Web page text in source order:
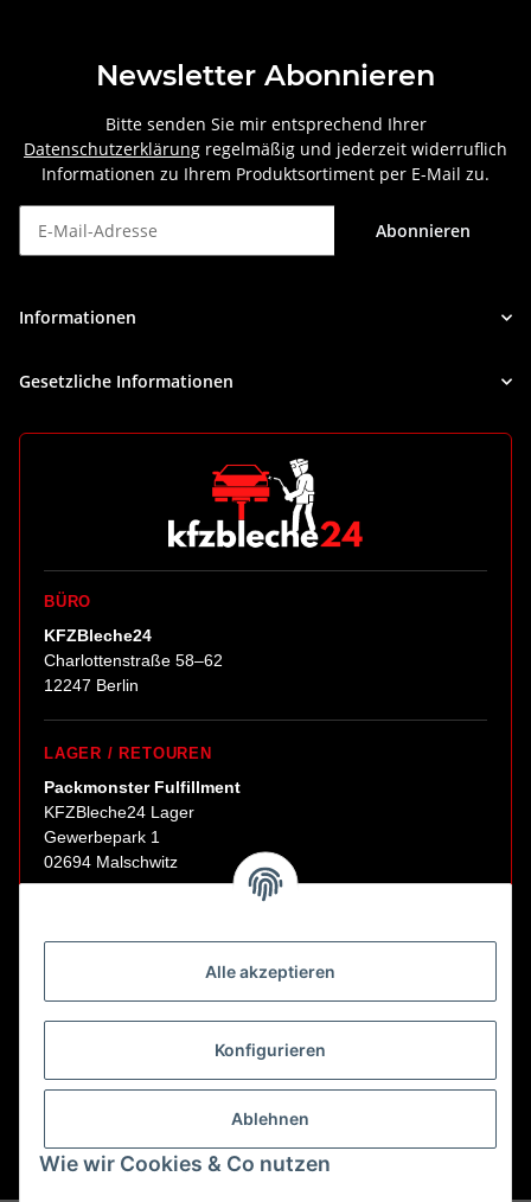
Alle akzeptieren
Konfigurieren
Ablehnen
Wie wir Cookies & Co nutzen
Newsletter Abonnieren
Bitte senden Sie mir entsprechend Ihrer
Datenschutzerklärung regelmäßig und jederzeit widerruflich
Informationen zu Ihrem Produktsortiment per E-Mail zu.
Abonnieren
Informationen
Gesetzliche Informationen
BÜRO
KFZBleche24
Charlottenstraße 58–62
12247 Berlin
LAGER / RETOUREN
Packmonster Fulfillment
KFZBleche24 Lager
Gewerbepark 1
02694 Malschwitz
Abholungen nur nach Terminvereinbarung.
E-Mail:sales@kfzbleche24.de
Vertrag widerrufen
* Alle Preise inkl. gesetzlicher USt., zzgl.Versand